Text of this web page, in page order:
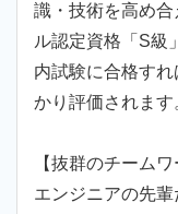
識・技術を高め
ル認定資格「S級
内試験に合格す
かり評価されます
【抜群のチーム
エンジニアの先